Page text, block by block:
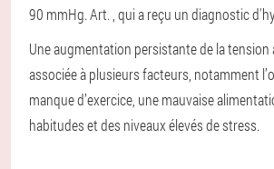
90 mmHg. Art. , qui a reçu un diagnostic
Une augmentation persistante de la tension
associée à plusieurs facteurs, notamment
manque d’exercice, une mauvaise
habitudes et des niveaux élevés de stress.